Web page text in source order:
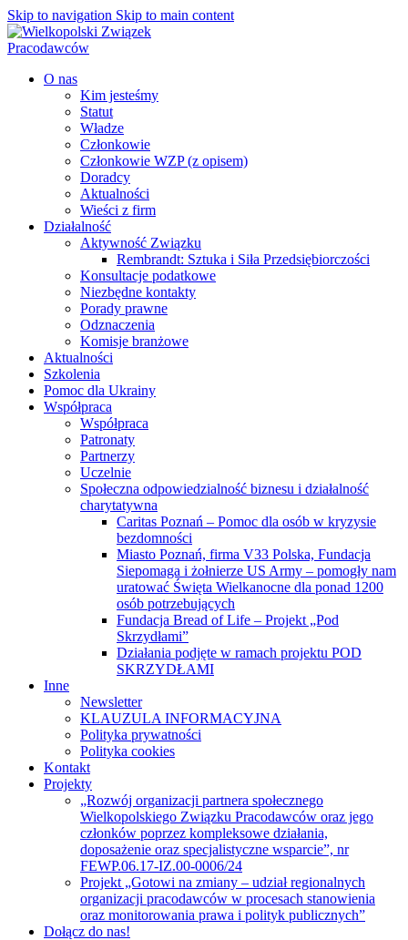
Skip to navigation Skip to main content
O nas
Kim jesteśmy
Statut
Władze
Członkowie
Członkowie WZP (z opisem)
Doradcy
Aktualności
Wieści z firm
Działalność
Aktywność Związku
Rembrandt: Sztuka i Siła Przedsiębiorczości
Konsultacje podatkowe
Niezbędne kontakty
Porady prawne
Odznaczenia
Komisje branżowe
Aktualności
Szkolenia
Pomoc dla Ukrainy
Współpraca
Współpraca
Patronaty
Partnerzy
Uczelnie
Społeczna odpowiedzialność biznesu i działalność
charytatywna
Caritas Poznań – Pomoc dla osób w kryzysie
bezdomności
Miasto Poznań, firma V33 Polska, Fundacja
Siepomaga i żołnierze US Army – pomogły nam
uratować Święta Wielkanocne dla ponad 1200
osób potrzebujących
Fundacja Bread of Life – Projekt „Pod
Skrzydłami”
Działania podjęte w ramach projektu POD
SKRZYDŁAMI
Inne
Newsletter
KLAUZULA INFORMACYJNA
Polityka prywatności
Polityka cookies
Kontakt
Projekty
„Rozwój organizacji partnera społecznego
Wielkopolskiego Związku Pracodawców oraz jego
członków poprzez kompleksowe działania,
doposażenie oraz specjalistyczne wsparcie”, nr
FEWP.06.17-IZ.00-0006/24
Projekt „Gotowi na zmiany – udział regionalnych
organizacji pracodawców w procesach stanowienia
oraz monitorowania prawa i polityk publicznych”
Dołącz do nas!